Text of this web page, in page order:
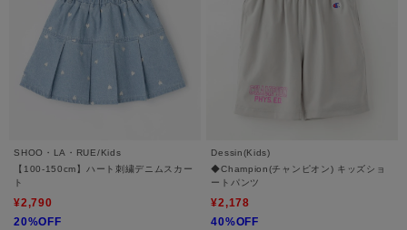
SHOO・LA・RUE/Kids
【100-150cm】ハート刺繍デニムスカー
ト
¥2,790
20%OFF
Dessin(Kids)
◆Champion(チャンピオン) キッズショ
ートパンツ
¥2,178
40%OFF